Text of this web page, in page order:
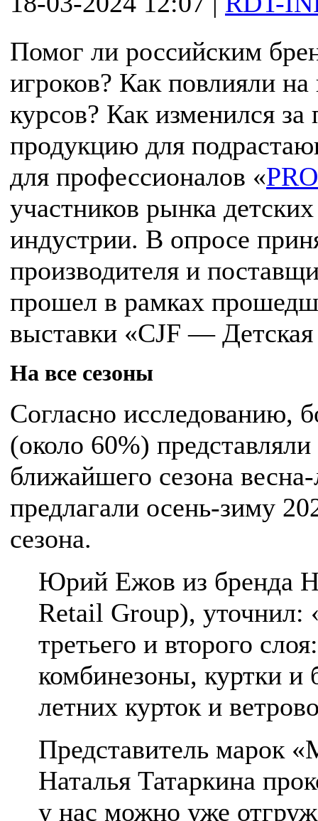
Помог ли российским
игроков? Как повлияли
курсов? Как изменился
продукцию для
для профессионалов «
участников рынка
индустрии. В опросе
производителя и
прошел в рамках
выставки «CJF —
На все сезоны
Согласно исследованию,
(около 60%)
ближайшего сезона
предлагали осень-зиму
сезона.
Юрий Ежов из бренда
Retail Group),
третьего и второго
комбинезоны, куртки
летних курток и
Представитель марок
Наталья Татаркина
у нас можно уже